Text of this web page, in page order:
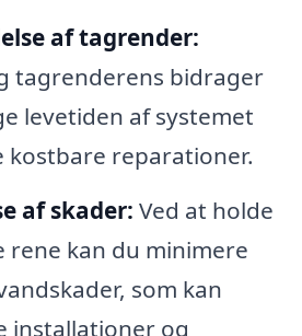
af tagrender:
tagrenderens bidrager
levetiden af systemet
reparationer.
af skader: Ved at holde
kan du minimere
som kan
installationer og